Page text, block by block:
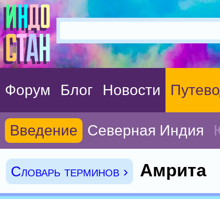
Форум Блог Новости
Введение Северная Индия
Словарь терминов › Амрита